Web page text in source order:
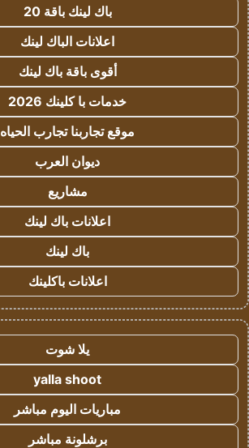
باك لينك باقة 20
اعلانات الباك لينك
أقوى باقة باك لينك
خدمات با كلينك 2026
موقع تجاربنا تجارب الحياه
ديوان العرب
مشاريع
اعلانات باك لينك
باك لينك
اعلانات باكلينك
يلا شوت
yalla shoot
مباريات اليوم مباشر
برشلونة مباشر